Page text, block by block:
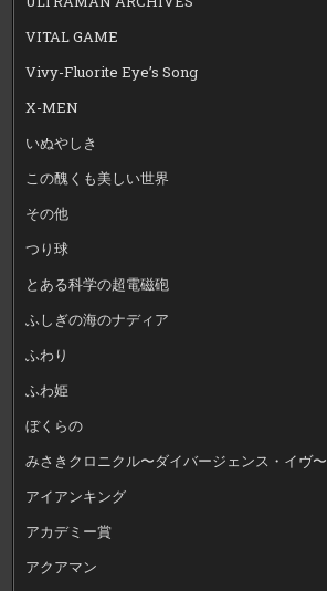
VITAL GAME
Vivy-Fluorite Eye’s Song
X-MEN
いぬやしき
この醜くも美しい世界
その他
つり球
とある科学の超電磁砲
ふしぎの海のナディア
ふわり
ふわ姫
ぼくらの
みさきクロニクル〜ダイバージェンス・イヴ〜
アイアンキング
アカデミー賞
アクアマン